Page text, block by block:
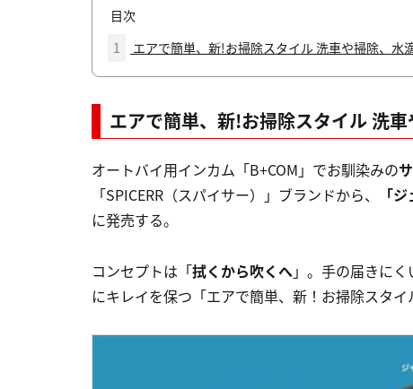
目次
1
エアで簡単、新!お掃除スタイル 洗車や掃除、水
エアで簡単、新!お掃除スタイル 洗
オートバイ用インカム「B+COM」でお馴染みの
「SPICERR（スパイサー）」ブランドから、
「
に発売する。
コンセプトは「拭くから吹くへ」。手の届きに
にキレイを保つ「エアで簡単、新！お掃除スタ